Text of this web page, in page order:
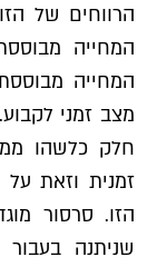
הרווחים של
המחייה
המחייה
מצב זמני
חלק כלשהו
זמנית וזאת על
הזו. סרסור
שניתנה